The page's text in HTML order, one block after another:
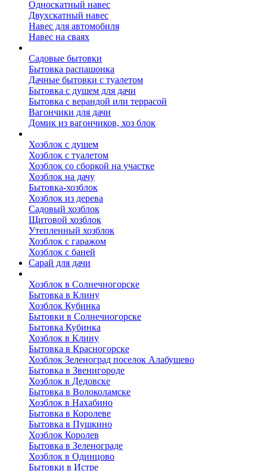
Односкатный навес
Двухскатный навес
Навес для автомобиля
Навес на сваях
Садовые бытовки
Бытовка распашонка
Дачные бытовки с туалетом
Бытовка с душем для дачи
Бытовка с верандой или террасой
Вагончики для дачи
Домик из вагончиков, хоз блок
Хозблок с душем
Хозблок с туалетом
Хозблок со сборкой на участке
Хозблок на дачу
Бытовка-хозблок
Хозблок из дерева
Садовый хозблок
Щитовой хозблок
Утепленный хозблок
Хозблок с гаражом
Хозблок с баней
Сарай для дачи
Хозблок в Солнечногорске
Бытовка в Клину
Хозблок Кубинка
Бытовки в Солнечногорске
Бытовка Кубинка
Хозблок в Клину
Бытовка в Красногорске
Хозблок Зеленоград поселок Алабушево
Бытовка в Звенигороде
Хозблок в Дедовске
Бытовка в Волоколамске
Хозблок в Нахабино
Бытовка в Королеве
Бытовкa в Пушкино
Хозблок Королев
Бытовка в Зеленограде
Хозблок в Одинцово
Бытовки в Истре